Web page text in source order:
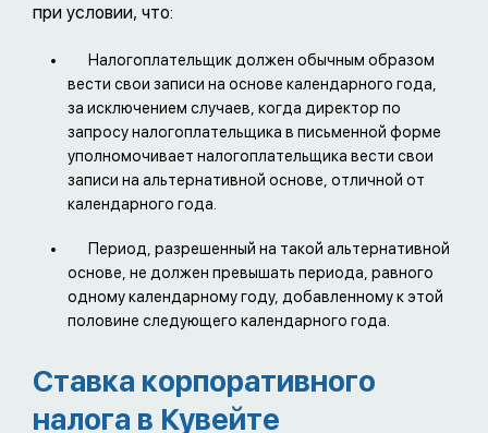
при условии, что:
Налогоплательщик должен обычным образом
вести свои записи на основе календарного года,
за исключением случаев, когда директор по
запросу налогоплательщика в письменной форме
уполномочивает налогоплательщика вести свои
записи на альтернативной основе, отличной от
календарного года.
Период, разрешенный на такой альтернативной
основе, не должен превышать периода, равного
одному календарному году, добавленному к этой
половине следующего календарного года.
Ставка корпоративного
налога в Кувейте